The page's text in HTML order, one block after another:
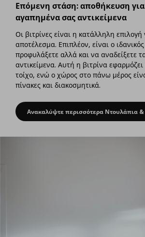
Επόμενη στάση: αποθήκευση
αγαπημένα σας αντικείμενα
Οι βιτρίνες είναι η κατάλληλη επιλογή
αποτέλεσμα. Επιπλέον, είναι ο
προφυλάξετε αλλά και να αναδείξετε
αντικείμενα. Αυτή η βιτρίνα εφαρμόζει
τοίχο, ενώ ο χώρος στο πάνω μέρος
πίνακες και διακοσμητικά.
Επόμενη
Ανακαλύψτε περισσότερα Ντουλάπια &